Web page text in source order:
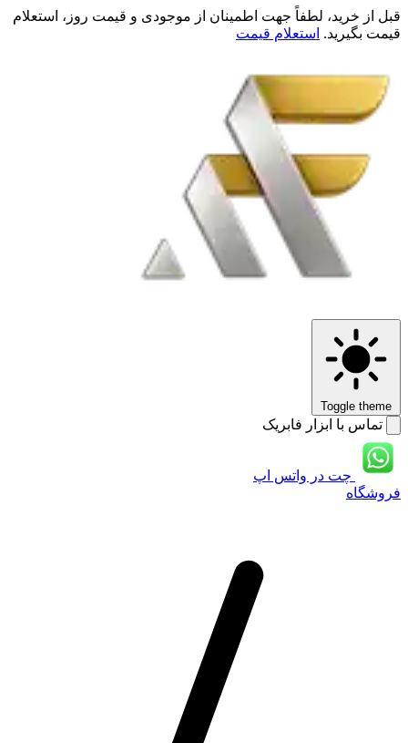
قبل از خرید، لطفاً جهت اطمینان از موجودی و قیمت روز، استعلام
قیمت بگیرید. استعلام قیمت
Toggle theme
تماس با ابزار فابریک
چت در واتس اپ
فروشگاه